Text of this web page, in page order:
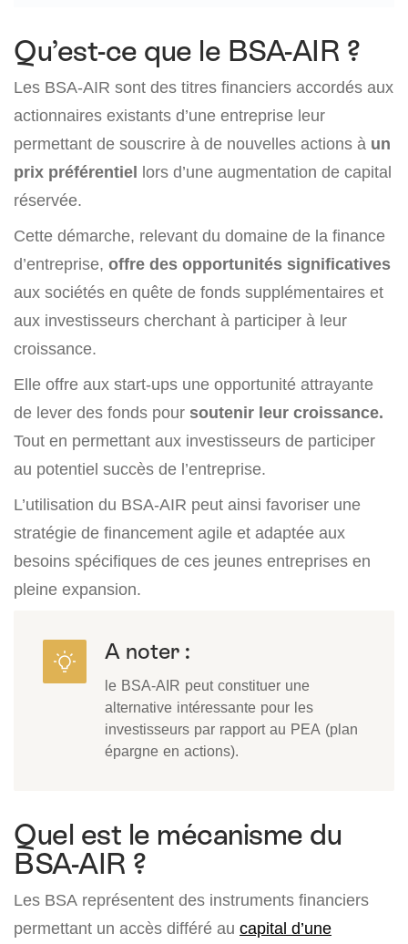
Qu’est-ce que le BSA-AIR ?
Les BSA-AIR sont des titres financiers accordés aux
actionnaires existants d’une entreprise leur
permettant de souscrire à de nouvelles actions à un
prix préférentiel lors d’une augmentation de capital
réservée.
Cette démarche, relevant du domaine de la finance
d’entreprise, offre des opportunités significatives
aux sociétés en quête de fonds supplémentaires et
aux investisseurs cherchant à participer à leur
croissance.
Elle offre aux start-ups une opportunité attrayante
de lever des fonds pour soutenir leur croissance.
Tout en permettant aux investisseurs de participer
au potentiel succès de l’entreprise.
L’utilisation du BSA-AIR peut ainsi favoriser une
stratégie de financement agile et adaptée aux
besoins spécifiques de ces jeunes entreprises en
pleine expansion.
A noter :
le BSA-AIR peut constituer une
alternative intéressante pour les
investisseurs par rapport au PEA (plan
épargne en actions).
Quel est le mécanisme du
BSA-AIR ?
Les BSA représentent des instruments financiers
permettant un accès différé au capital d’une